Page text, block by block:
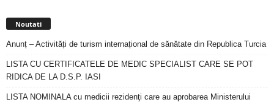
Noutati
Anunț – Activități de turism internațional de sănătate din Republica Turcia
LISTA CU CERTIFICATELE DE MEDIC SPECIALIST CARE SE POT
RIDICA DE LA D.S.P. IASI
LISTA NOMINALA cu medicii rezidenţi care au aprobarea Ministerului